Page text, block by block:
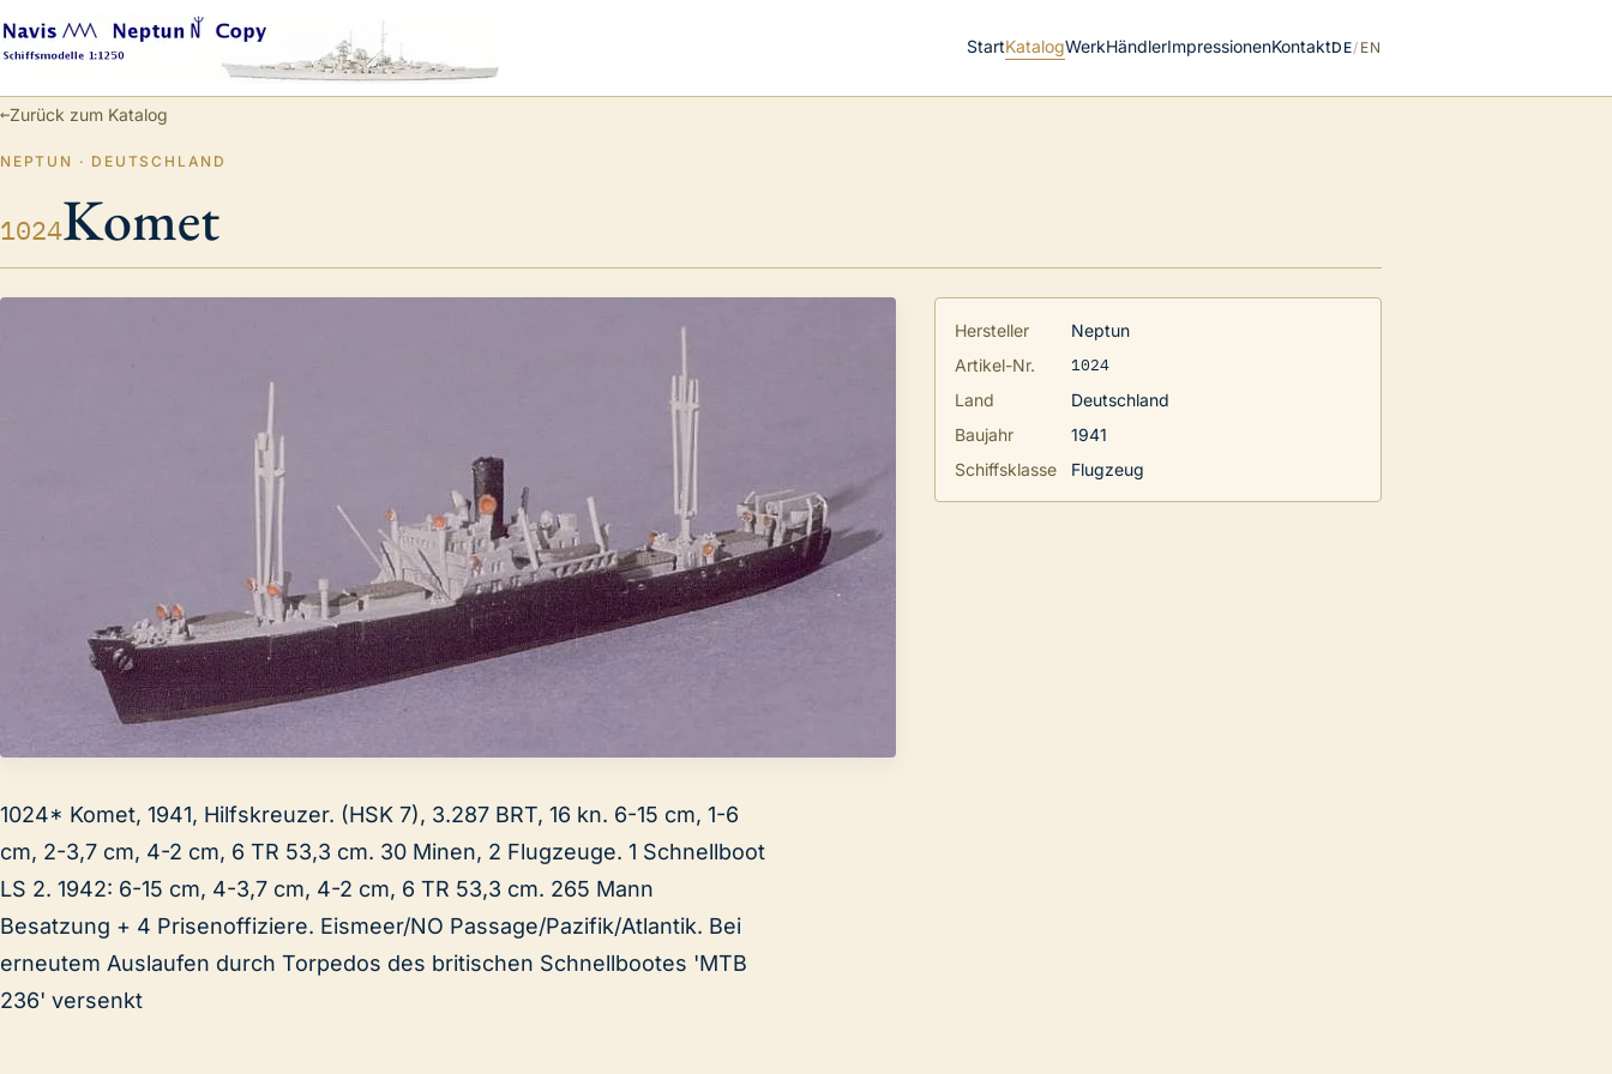
StartKatalogWerkHändlerImpressionenKontaktDE/ EN
←Zurück zum Katalog
NEPTUN · DEUTSCHLAND
1024Komet
Hersteller
Neptun
Artikel-Nr.
1024
Land
Deutschland
Baujahr
1941
Schiffsklasse
Flugzeug
1024* Komet, 1941, Hilfskreuzer. (HSK 7), 3.287 BRT, 16 kn. 6-15 cm, 1-6
cm, 2-3,7 cm, 4-2 cm, 6 TR 53,3 cm. 30 Minen, 2 Flugzeuge. 1 Schnellboot
LS 2. 1942: 6-15 cm, 4-3,7 cm, 4-2 cm, 6 TR 53,3 cm. 265 Mann
Besatzung + 4 Prisenoffiziere. Eismeer/NO Passage/Pazifik/Atlantik. Bei
erneutem Auslaufen durch Torpedos des britischen Schnellbootes 'MTB
236' versenkt